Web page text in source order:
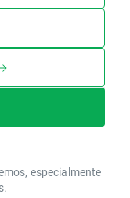
especialmente